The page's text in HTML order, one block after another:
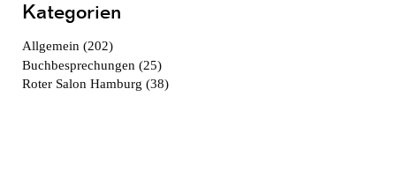
Kategorien
Allgemein (202)
Buchbesprechungen (25)
Roter Salon Hamburg (38)